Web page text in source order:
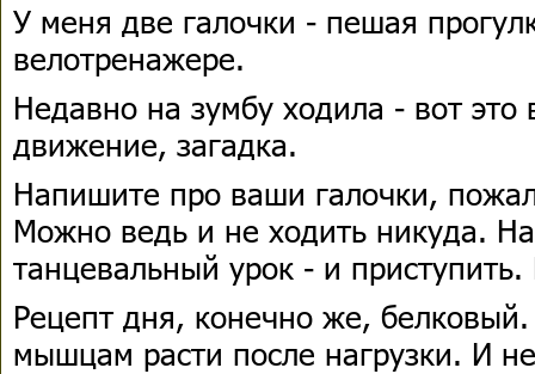
У меня две галочки - пешая
велотренажере.
Недавно на зумбу ходила - вот это
движение, загадка.
Напишите про ваши галочки,
Можно ведь и не ходить никуда.
танцевальный урок - и
Рецепт дня, конечно же,
мышцам расти после нагрузки. И